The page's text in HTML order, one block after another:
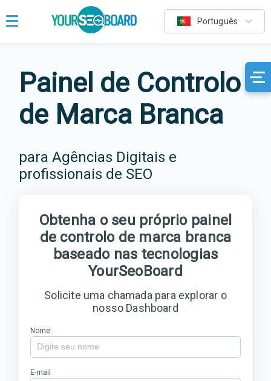
Português
Painel de Controlo
de Marca Branca
para Agências Digitais e
profissionais de SEO
Obtenha o seu próprio painel
de controlo de marca branca
baseado nas tecnologias
YourSeoBoard
Solicite uma chamada para explorar o
nosso Dashboard
Nome
E-mail